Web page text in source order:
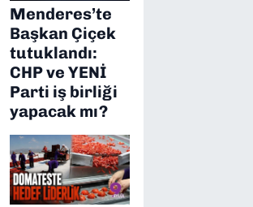
Menderes’te
Başkan Çiçek
tutuklandı:
CHP ve YENİ
Parti iş birliği
yapacak mı?